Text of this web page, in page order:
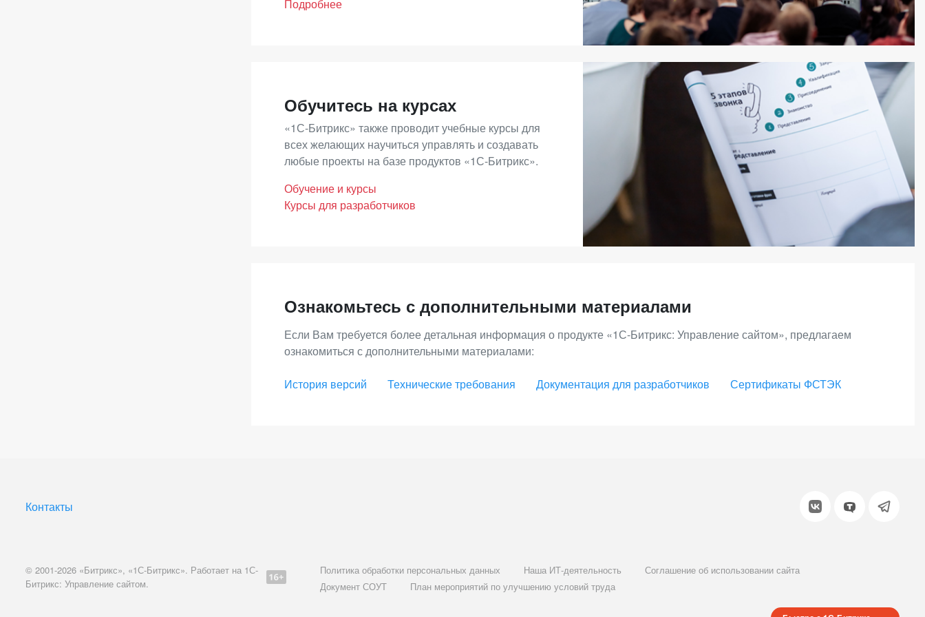
Если вы сомневаетесь в том, какую лицензию вам выбрать – обращайтесь к нашим партнерам. Они всегда будут рады
на нашем сайте и выбрать из тех, кто откликнется.
Подробнее
Обучитесь на курсах
«1С-Битрикс» также проводит учебные курсы для
всех желающих научиться управлять и создавать
любые проекты на базе продуктов «1С-Битрикс».
Обучение и курсы
Курсы для разработчиков
Ознакомьтесь с дополнительными материалами
Если Вам требуется более детальная информация о продукте «1С-Битрикс: Управление сайтом», предлагаем
ознакомиться с дополнительными материалами:
История версий Технические требования Документация для разработчиков Сертификаты ФСТЭК
Контакты
© 2001-2026 «Битрикс», «1С-Битрикс». Работает на 1С-
Битрикс: Управление сайтом.
Политика обработки персональных данных Наша ИТ-деятельность
Соглашение об использовании сайта
Документ СОУТ
План мероприятий по улучшению условий труда